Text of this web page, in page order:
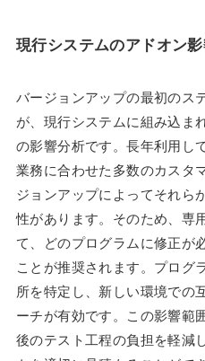
現行システムのアドオン
バージョンアップの最初のス
が、現行システムに組み込ま
の影響分析です。長年利用し
業務に合わせた多数のカスタ
ジョンアップによってそれら
性があります。そのため、専
て、どのプログラムに修正が
ことが推奨されます。プログ
所を特定し、新しい環境での
ーチが有効です。この影響範
後のテスト工程の負担を軽減